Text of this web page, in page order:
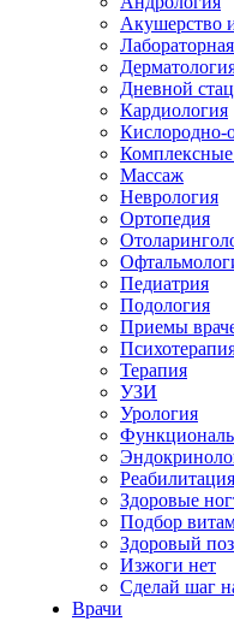
Акушерство
Дневной
Кардиология
Кислородно-
Массаж
Неврология
Ортопедия
Педиатрия
Подология
Приемы
Терапия
УЗИ
Урология
Реабилитация
Здоровые
Подбор
Здоровый
Изжоги нет
Сделай шаг
Врачи